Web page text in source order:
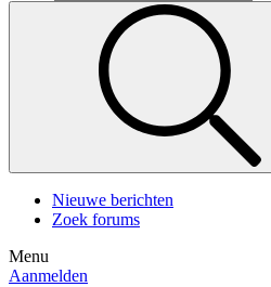
Nieuwe berichten
Zoek forums
Menu
Aanmelden